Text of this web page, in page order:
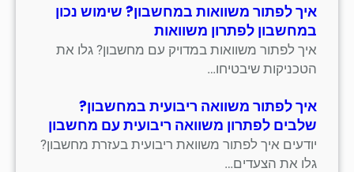
איך לפתור משוואות במחשבון? שימוש נכון
במחשבון לפתרון משוואות
איך לפתור משוואות במדויק עם מחשבון? גלו את
הטכניקות שיבטיחו…
איך לפתור משוואה ריבועית במחשבון?
שלבים לפתרון משוואה ריבועית עם מחשבון
יודעים איך לפתור משוואת ריבועית בעזרת מחשבון?
גלו את הצעדים…